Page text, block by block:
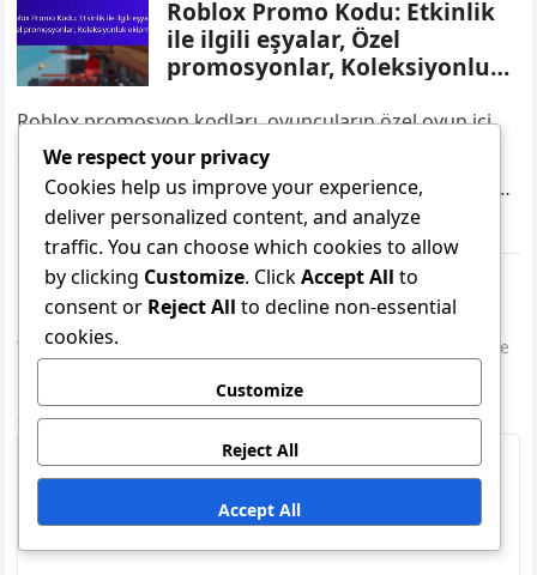
Roblox Promo Kodu: Etkinlik
ile ilgili eşyalar, Özel
promosyonlar, Koleksiyonluk
Roblox promosyon kodları, oyuncuların özel oyun içi
eşyalar, ekipman veya para birimi için kullanabileceği
benzersiz alfanümerik kodlardır ve oyun deneyimlerini
geliştirmektedir. Genellikle belirli etkinlikler veya
mevsimsel promosyonlarla…
Leave a Reply
Your email address will not be published.
Required fields are
Comment*
We respect your privacy
Cookies help us improve your experience,
deliver personalized content, and analyze
traffic. You can choose which cookies to allow
by clicking Customize. ClickAccept All to
consent or Reject All to decline non-essential
cookies.
Customize
Reject All
Accept All